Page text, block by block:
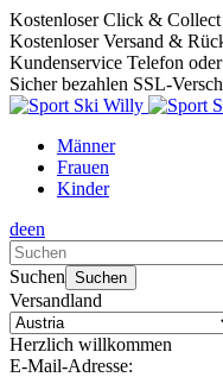
Kostenloser Click & Collect
Kostenloser Versand &
Kundenservice Telefon
Sicher bezahlen SSL-
Männer
Frauen
Kinder
deen
Suchen Suchen
Versandland
Herzlich willkommen
E-Mail-Adresse: